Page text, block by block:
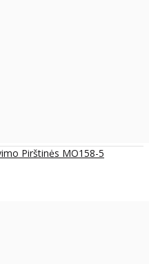
Pirštinės MO158-5